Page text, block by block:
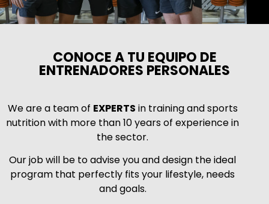
CONOCE A TU EQUIPO DE
ENTRENADORES PERSONALES
We are a team of EXPERTS in training and sports
nutrition with more than 10 years of experience in
the sector.
Our job will be to advise you and design the ideal
program that perfectly fits your lifestyle, needs
and goals.